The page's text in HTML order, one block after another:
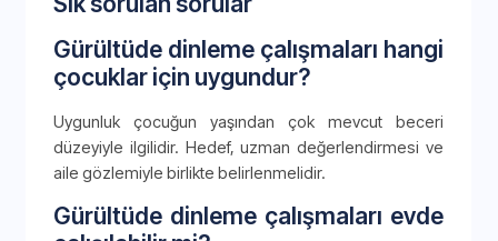
Gürültüde dinleme çalışmaları hangi
çocuklar için uygundur?
Uygunluk çocuğun yaşından çok mevcut beceri
düzeyiyle ilgilidir. Hedef, uzman değerlendirmesi ve
aile gözlemiyle birlikte belirlenmelidir.
Gürültüde dinleme çalışmaları evde